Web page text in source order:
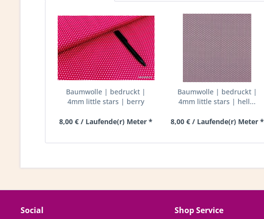
Baumwolle | bedruckt |
4mm little stars | berry
8,00 € / Laufende(r) Meter *
Baumwolle | bedruckt |
4mm little stars | hell...
8,00 € / Laufende(r) Meter *
Social Shop Service